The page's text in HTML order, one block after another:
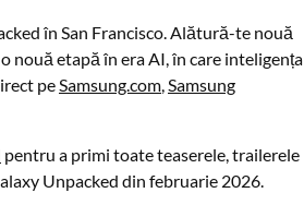
în San Francisco. Alătură-te nouă
nouă etapă în era AI, în care inteligența
peSamsung.com,Samsung
pentru a primi toate teaserele, trailerele
Unpacked din februarie 2026.